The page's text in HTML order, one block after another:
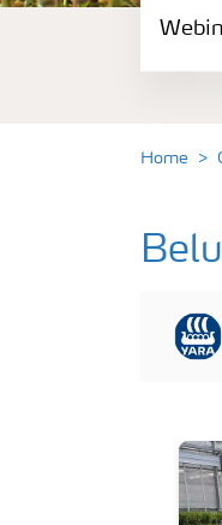
Grow
Home